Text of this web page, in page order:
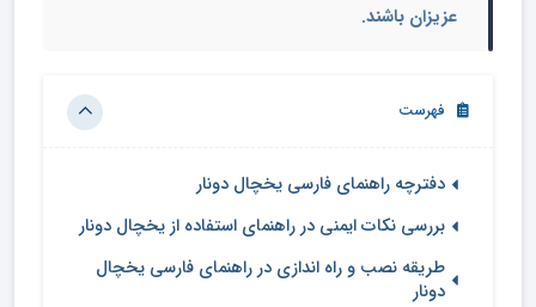
عزیزان باشند.
فهرست
دفترچه راهنمای فارسی یخچال دونار
بررسی نکات ایمنی در راهنمای استفاده از یخچال دونار
طریقه نصب و راه اندازی در راهنمای فارسی یخچال
دونار